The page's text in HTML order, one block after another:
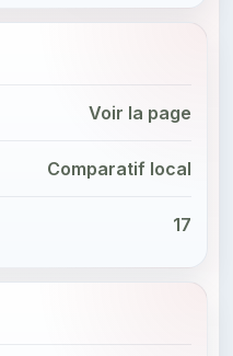
Voir la page
Comparatif local
17